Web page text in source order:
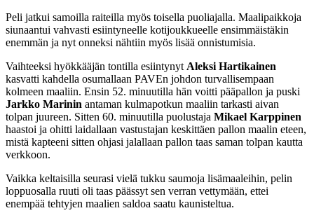
Peli jatkui samoilla raiteilla myös toisella puoliajalla. Maalipaikkoja
siunaantui vahvasti esiintyneelle kotijoukkueelle ensimmäistäkin
enemmän ja nyt onneksi nähtiin myös lisää onnistumisia.
Vaihteeksi hyökkääjän tontilla esiintynyt Aleksi Hartikainen
kasvatti kahdella osumallaan PAVEn johdon turvallisempaan
kolmeen maaliin. Ensin 52. minuutilla hän voitti pääpallon ja puski
Jarkko Marinin antaman kulmapotkun maaliin tarkasti aivan
tolpan juureen. Sitten 60. minuutilla puolustaja Mikael Karppinen
haastoi ja ohitti laidallaan vastustajan keskittäen pallon maalin eteen,
mistä kapteeni sitten ohjasi jalallaan pallon taas saman tolpan kautta
verkkoon.
Vaikka keltaisilla seurasi vielä tukku saumoja lisämaaleihin, pelin
loppuosalla ruuti oli taas päässyt sen verran vettymään, ettei
enempää tehtyjen maalien saldoa saatu kaunisteltua.